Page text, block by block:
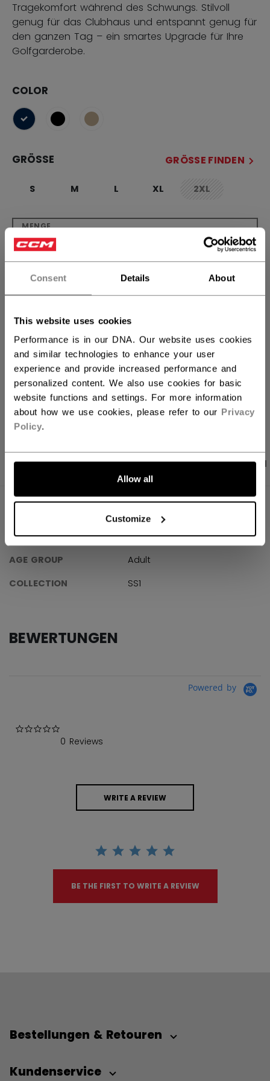
Consent Details About
This website uses cookies
Performance is in our DNA. Our website uses cookies
and similar technologies to enhance your user
experience and provide increased performance and
personalized content. We also use cookies for basic
website functions and settings. For more information
about how we use cookies, please refer to our Privacy
Policy.
Allow all
Customize
Tragekomfort während des Schwungs. Stilvoll
genug für das Clubhaus und entspannt genug für
den ganzen Tag – ein smartes Upgrade für Ihre
Golfgarderobe.
COLOR
ausgewählt
GRÖSSE GRÖSSE FINDEN
S M L XL 2XLnot.available
MENGE
IN DEN WARENKORB
Versandbestimmungen
Kostenfreie Rücksendungen
LINKS ZUM
PRODUKTFOTOS ANGABEN BEWERTUNGEN
ID
PTV64A-AD
AGE GROUP
Adult
COLLECTION
SS1
BEWERTUNGEN
Powered by
0 Reviews
WRITE A REVIEW
BE THE FIRST TO WRITE A REVIEW
Bestellungen & Retouren
Kundenservice